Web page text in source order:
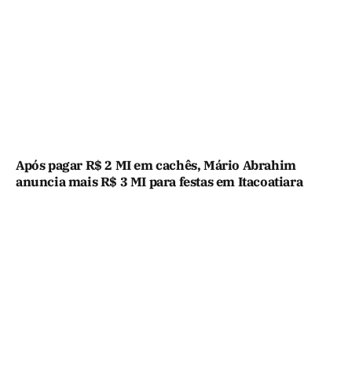
Após pagar R$ 2 MI em cachês, Mário Abrahim
anuncia mais R$ 3 MI para festas em Itacoatiara